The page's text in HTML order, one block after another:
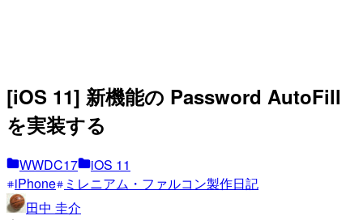
[iOS 11] 新機能の Password AutoFill
を実装する
WWDC17
iOS 11
iPhone
ミレニアム・ファルコン製作日記
田中 圭介